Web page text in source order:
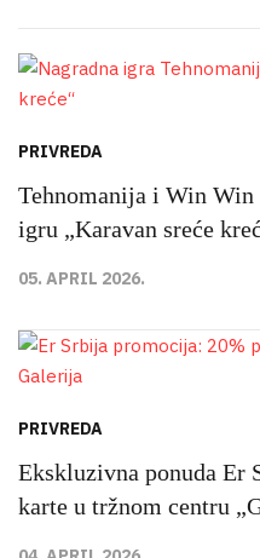
PRIVREDA
Tehnomanija i Win
igru „Karavan sreće
05. APRIL 2026.
PRIVREDA
Ekskluzivna ponuda Er
karte u tržnom centru